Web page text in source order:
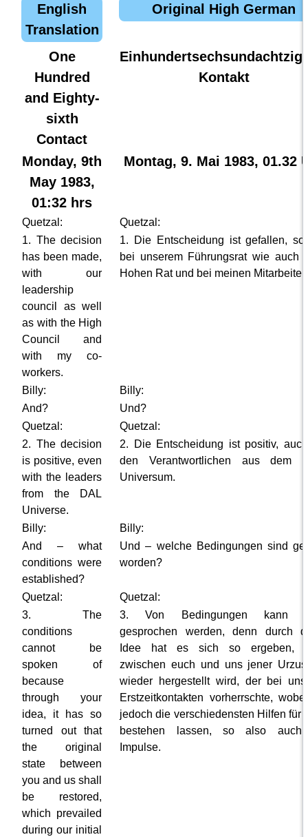
English
Translation
Original High German
One
Hundred
and Eighty-
sixth
Contact
Kontakt
Monday, 9th
May 1983,
01:32 hrs
Montag, 9. Mai 1983, 01.32
Quetzal:
Quetzal:
1. The decision
has been made,
with our
leadership
council as well
as with the High
Council and
with my co-
workers.
1. Die Entscheidung ist gefallen,
bei unserem Führungsrat wie auch
Hohen Rat und bei meinen
Billy:
Billy:
And?
Und?
Quetzal:
Quetzal:
2. The decision
is positive, even
with the leaders
from the DAL
Universe.
2. Die Entscheidung ist positiv,
den Verantwortlichen aus dem
Universum.
Billy:
Billy:
And – what
conditions were
established?
Und – welche Bedingungen sind
worden?
Quetzal:
Quetzal:
3. The
conditions
cannot be
spoken of
because
through your
idea, it has so
turned out that
the original
state between
you and us shall
be restored,
which prevailed
during our initial
3. Von Bedingungen kann
gesprochen werden, denn durch
Idee hat es sich so ergeben,
zwischen euch und uns jener
wieder hergestellt wird, der bei
Erstzeitkontakten vorherrschte,
jedoch die verschiedensten Hilfen für
bestehen lassen, so also
Impulse.